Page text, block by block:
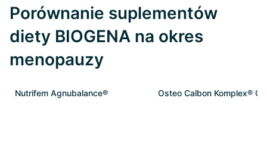
Porównanie suplementów
diety BIOGENA na okres
menopauzy
Nutrifem Agnubalance® Osteo Calbon Komplex®